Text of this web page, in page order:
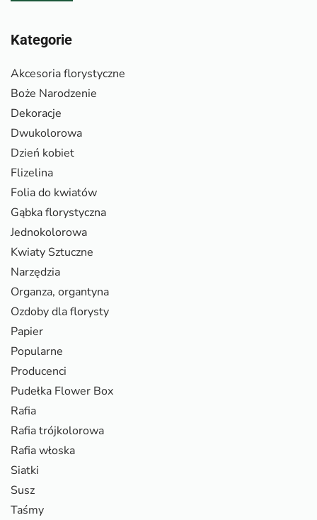
Kategorie
Akcesoria florystyczne
Boże Narodzenie
Dekoracje
Dwukolorowa
Dzień kobiet
Flizelina
Folia do kwiatów
Gąbka florystyczna
Jednokolorowa
Kwiaty Sztuczne
Narzędzia
Organza, organtyna
Ozdoby dla florysty
Papier
Popularne
Producenci
Pudełka Flower Box
Rafia
Rafia trójkolorowa
Rafia włoska
Siatki
Susz
Taśmy